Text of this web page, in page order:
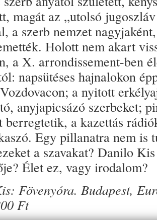
magát az „utolsó
a szerb nemzet
Holott nem akart
a X. arrondissement-ben
napsütéses hajnalokon
a nyitott
anyjapicsázó szerbeket;
berregtetik, a kazettás
Egy pillanatra nem is
a szavakat? Danilo
Élet ez, vagy irodalom?
Fövenyóra. Budapest,
Ft